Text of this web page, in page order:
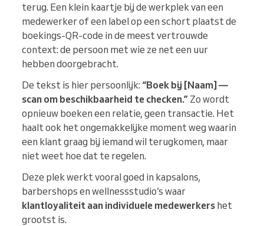
terug. Een klein kaartje bij de werkplek van een
medewerker of een label op een schort plaatst de
boekings-QR-code in de meest vertrouwde
context: de persoon met wie ze net een uur
hebben doorgebracht.
De tekst is hier persoonlijk: “Boek bij [Naam] —
scan om beschikbaarheid te checken.” Zo wordt
opnieuw boeken een relatie, geen transactie. Het
haalt ook het ongemakkelijke moment weg waarin
een klant graag bij iemand wil terugkomen, maar
niet weet hoe dat te regelen.
Deze plek werkt vooral goed in kapsalons,
barbershops en wellnessstudio’s waar
klantloyaliteit aan individuele medewerkers het
grootst is.